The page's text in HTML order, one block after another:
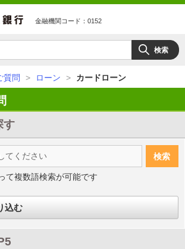
金融機関コード：0152
質問 > ローン > カードローン
す
て複数語検索が可能です
込む